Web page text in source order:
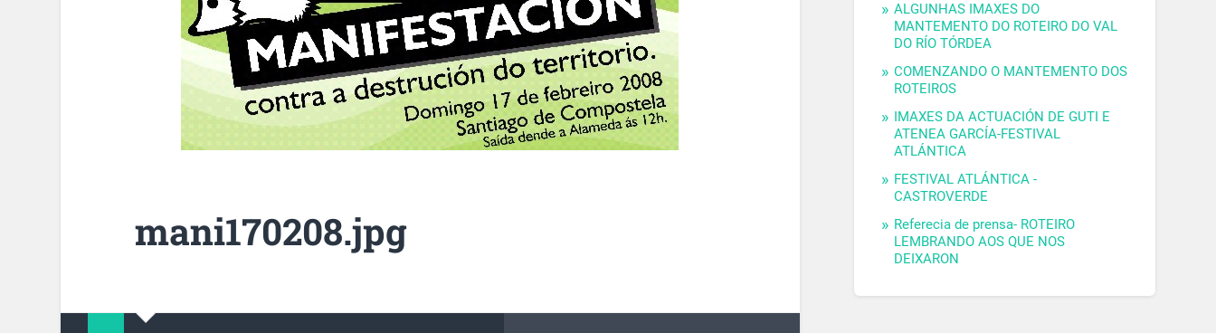
mani170208.jpg
ALGUNHAS IMAXES DO
MANTEMENTO DO ROTEIRO DO VAL
DO RÍO TÓRDEA
COMENZANDO O MANTEMENTO DOS
ROTEIROS
IMAXES DA ACTUACIÓN DE GUTI E
ATENEA GARCÍA-FESTIVAL
ATLÁNTICA
FESTIVAL ATLÁNTICA -
CASTROVERDE
Referecia de prensa- ROTEIRO
LEMBRANDO AOS QUE NOS
DEIXARON